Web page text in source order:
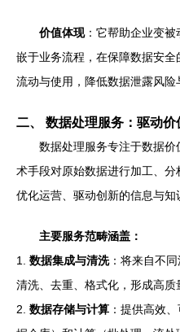
价值体现：它帮助企业变被
嵌于业务流程，在保障数据安
流动与使用，降低数据泄露风险
二、 数据处理服务：驱动价
数据处理服务专注于数据
术手段对原始数据进行加工、分
优化运营、驱动创新的信息与知
主要服务范畴涵盖：
1. 数据集成与清洗：将来自不同
清洗、去重、格式化，形成高质
2. 数据存储与计算 ：提供高效